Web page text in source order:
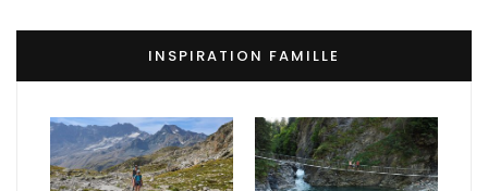
INSPIRATION FAMILLE